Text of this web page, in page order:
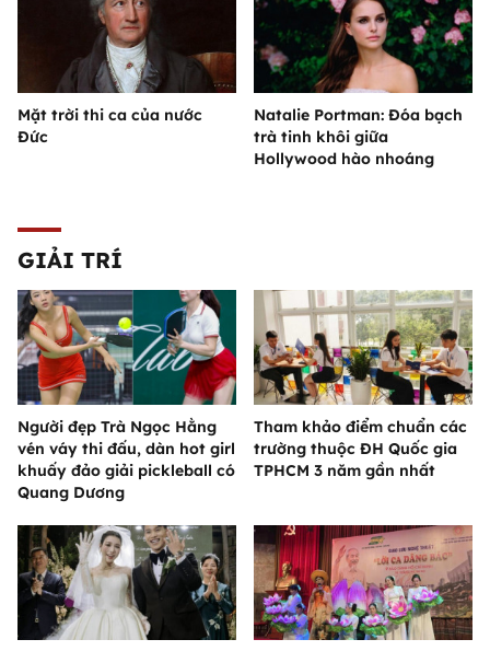
Mặt trời thi ca của nước
Đức
Natalie Portman: Đóa bạch
trà tinh khôi giữa
Hollywood hào nhoáng
GIẢI TRÍ
Người đẹp Trà Ngọc Hằng
vén váy thi đấu, dàn hot girl
khuấy đảo giải pickleball có
Quang Dương
Tham khảo điểm chuẩn các
trường thuộc ĐH Quốc gia
TPHCM 3 năm gần nhất